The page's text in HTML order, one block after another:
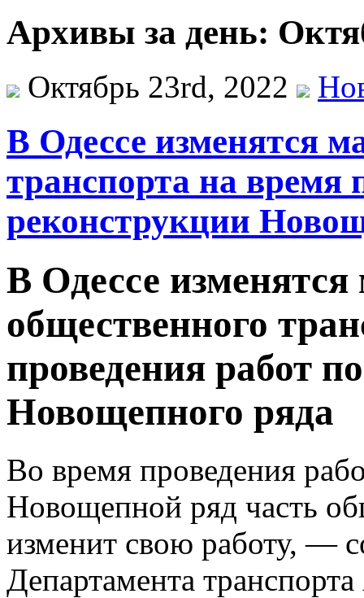
Архивы за день:
Октябрь 23rd, 2022
В Одессе изменятся
транспорта на время
реконструкции
В Одессе
общественного
проведения работ
Новощепного ряда
Во время проведения
Новощепной ряд часть
изменит свою работу, —
Департамента